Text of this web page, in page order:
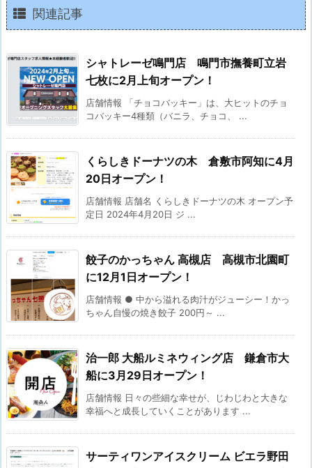
関連記事
シャトレーゼ鳴門店 鳴門市撫養町立岩
七枚に2月上旬オープン！
店舗情報 「チョコバッキー」は、大ヒットのチョ
コバッキー4種類（バニラ、チョコ、 ...
くらしきドーナツの木 倉敷市阿知に4月
20日オープン！
店舗情報 店舗名 くらしきドーナツの木 オープン予
定日 2024年4月20日 ジ ...
餃子のかっちゃん 高槻店 高槻市北園町
に12月1日オープン！
店舗情報 ● 中から溢れる肉汁がジューシー！かっ
ちゃん自慢の焼き餃子 200円～ ...
治一郎 大船ルミネウィング店 鎌倉市大
船に3月29日オープン！
店舗情報 日々の些細な幸せが、じわじわと大きな
幸福へと成長していくことがあります ...
サーティワンアイスクリーム ビエラ野田